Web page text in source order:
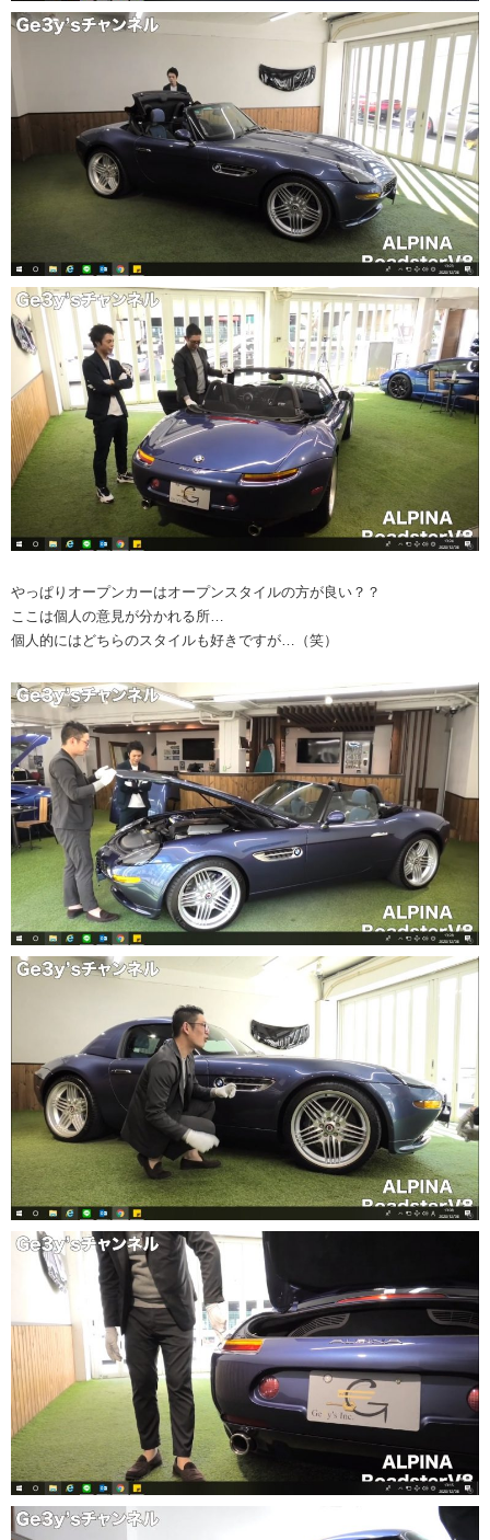
やっぱりオープンカーはオープンスタイルの方が良い？？
ここは個人の意見が分かれる所…
個人的にはどちらのスタイルも好きですが…（笑）